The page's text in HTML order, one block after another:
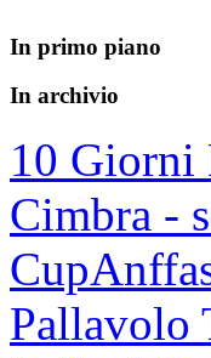
In primo piano
In archivio
10 Giorni
Cimbra -
Cup
Pallavolo